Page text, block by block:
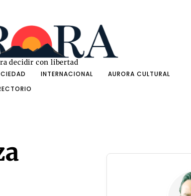
decidir con libertad
INTERNACIONAL
AURORA CULTURAL